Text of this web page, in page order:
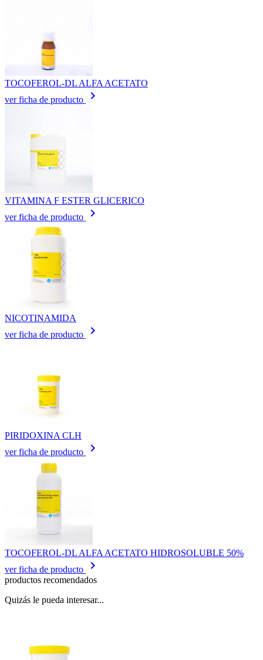
TOCOFEROL-DL ALFA ACETATO
ver ficha de producto
keyboard_arrow_right
VITAMINA F ESTER GLICERICO
ver ficha de producto
keyboard_arrow_right
NICOTINAMIDA
ver ficha de producto
keyboard_arrow_right
PIRIDOXINA CLH
ver ficha de producto
keyboard_arrow_right
TOCOFEROL-DL ALFA ACETATO HIDROSOLUBLE 50%
ver ficha de producto
keyboard_arrow_right
productos recomendados
Quizás le pueda interesar...